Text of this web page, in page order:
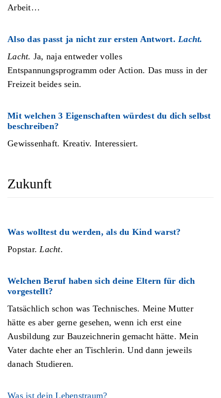
Arbeit…
Also das passt ja nicht zur ersten Antwort. Lacht.
Lacht. Ja, naja entweder volles
Entspannungsprogramm oder Action. Das muss in der
Freizeit beides sein.
Mit welchen 3 Eigenschaften würdest du dich selbst
beschreiben?
Gewissenhaft. Kreativ. Interessiert.
Zukunft
Was wolltest du werden, als du Kind warst?
Popstar.Lacht.
Welchen Beruf haben sich deine Eltern für dich
vorgestellt?
Tatsächlich schon was Technisches. Meine Mutter
hätte es aber gerne gesehen, wenn ich erst eine
Ausbildung zur Bauzeichnerin gemacht hätte. Mein
Vater dachte eher an Tischlerin. Und dann jeweils
danach Studieren.
Was ist dein Lebenstraum?